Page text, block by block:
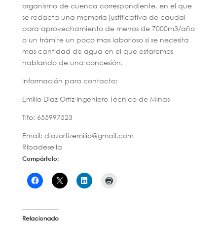
organismo de cuenca correspondiente, en el que
se redacta una memoria justificativa de caudal
para aprovechamiento de menos de 7000m3/año
o un trámite un poco mas laborioso si se necesita
mas cantidad de agua en el que estaremos
hablando de una concesión.
Información para contacto:
Emilio Díaz Ortiz Ingeniero Técnico de Minas
Tlfo: 655997523
Email: diazortizemilio@gmail.com
Ribadesella
Compártelo:
Relacionado